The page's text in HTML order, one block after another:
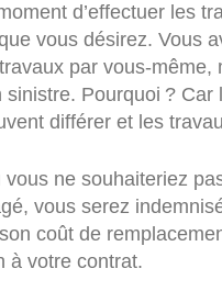
d’effectuer les
que vous désirez. Vous
par vous-
sinistre. Pourquoi ? Car
différer et les
vous ne souhaiteriez
vous serez
coût de
à votre contrat.